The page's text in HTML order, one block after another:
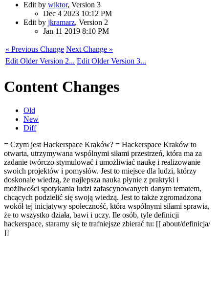
Edit by wiktor, Version 3
Dec 4 2023 10:12 PM
Edit by jkramarz, Version 2
Jan 11 2019 8:10 PM
« Previous Change Next Change »
Edit Older Version 2... Edit Older Version 3...
Content Changes
Old
New
Diff
= Czym jest Hackerspace Kraków? = Hackerspace Kraków to
otwarta, utrzymywana wspólnymi siłami przestrzeń, która ma za
zadanie twórczo stymulować i umożliwiać naukę i realizowanie
swoich projektów i pomysłów. Jest to miejsce dla ludzi, którzy
doskonale wiedzą, że najlepsza nauka płynie z praktyki i
możliwości spotykania ludzi zafascynowanych danym tematem,
chcących podzielić się swoją wiedzą. Jest to także zgromadzona
wokół tej inicjatywy społeczność, która wspólnymi siłami sprawia,
że to wszystko działa, bawi i uczy. Ile osób, tyle definicji
hackerspace, staramy się te trafniejsze zbierać tu: [[ about/definicja/
]]